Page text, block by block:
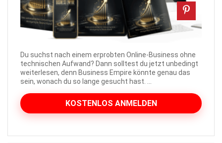
Du suchst nach einem erprobten Online-Business ohne
technischen Aufwand? Dann solltest du jetzt unbedingt
weiterlesen, denn Business Empire könnte genau das
sein, wonach du so lange gesucht hast. ...
KOSTENLOS ANMELDEN